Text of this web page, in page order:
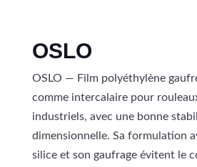
OSLO
OSLO — Film polyéthylène
comme intercalaire pour
industriels, avec une bonne
dimensionnelle. Sa formulation
silice et son gaufrage évitent le